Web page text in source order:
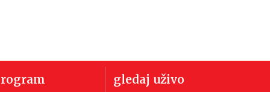
gledaj uživo